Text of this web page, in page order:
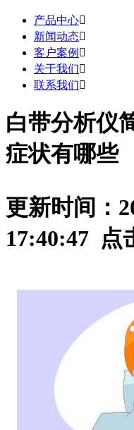
产品中心
新闻动态
客户案例 
关于我们
联系我们
白带分析仪
症状有哪些
更新时间：
17:40:47 点